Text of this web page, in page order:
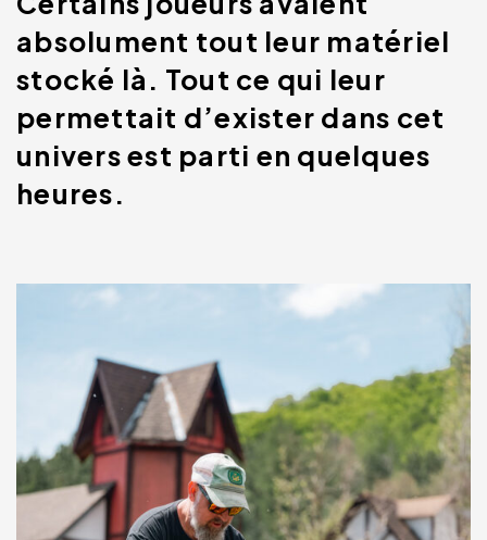
absolument tout leur matériel
stocké là. Tout ce qui leur
permettait d’exister dans cet
univers est parti en quelques
heures.